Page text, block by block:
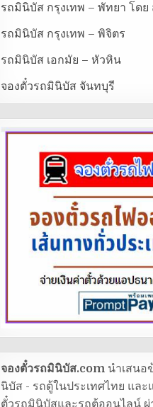
รถมินิบัส กรุงเทพ – พัทยา โด
รถมินิบัส กรุงเทพ – พิจิตร
รถมินิบัส เอกมัย – หัวหิน
จองตั๋วรถมินิบัส จันทบุรี
จองตั๋วรถมินิบัส.comนำเสนอ
นิบัส - รถตู้ในประเทศไทย และ
ตั๋วรถมินิบัสและรถตู้ออนไลน์ ผ่